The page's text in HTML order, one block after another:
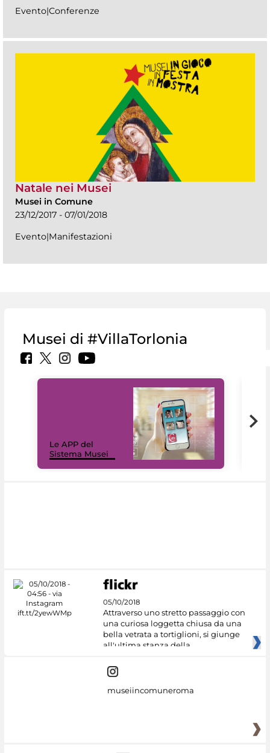
Evento|Conferenze
Natale nei Musei
Musei in Comune
23/12/2017 - 07/01/2018
Evento|Manifestazioni
Musei di #VillaTorlonia
Le APP del
Sistema Musei
05/10/2018
Attraverso uno stretto passaggio con
una curiosa loggetta chiusa da una
bella vetrata a tortiglioni, si giunge
all'ultima stanza della
museiincomuneroma